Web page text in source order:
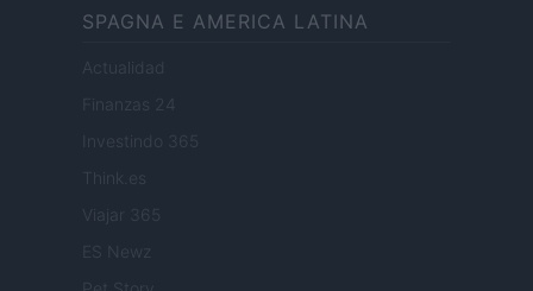
SPAGNA E AMERICA LATINA
Actualidad
Finanzas 24
Investindo 365
Think.es
Viajar 365
ES Newz